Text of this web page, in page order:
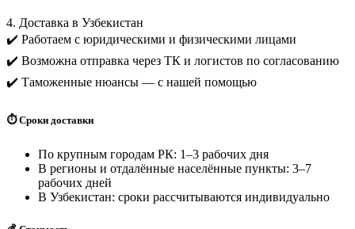
4. Доставка в Узбекистан
✔️ Работаем с юридическими и физическими лицами
✔️ Возможна отправка через ТК и логистов по согласованию
✔️ Таможенные нюансы — с нашей помощью
⏱️ Сроки доставки
По крупным городам РК: 1–3 рабочих дня
В регионы и отдалённые населённые пункты: 3–7
рабочих дней
В Узбекистан: сроки рассчитываются индивидуально